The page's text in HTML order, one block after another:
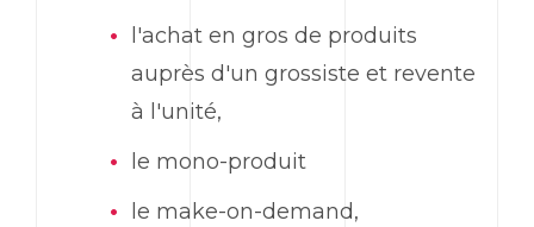
l'achat en gros de produits
auprès d'un grossiste et revente
à l'unité,
le mono-produit
le make-on-demand,